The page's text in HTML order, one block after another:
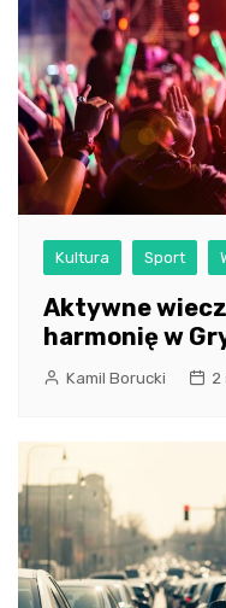
Kultura Sport
Aktywne
harmonię w
Kamil Borucki 2